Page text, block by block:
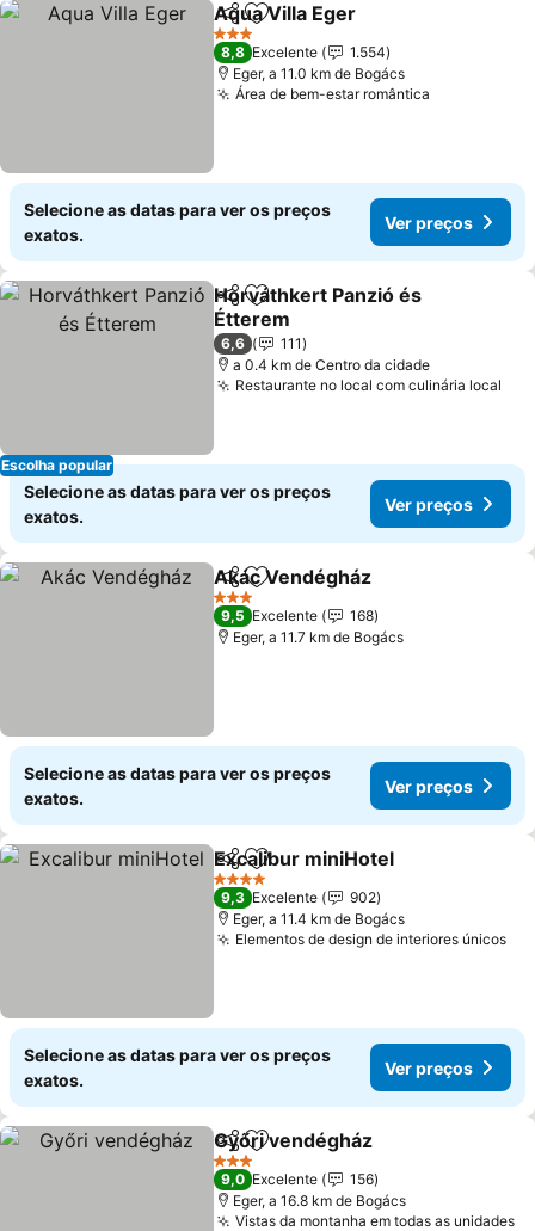
PartilharAdicionar aos favoritos
Aqua Villa Eger
3 Estrelas
8,8 Excelente
1.554
Eger, a 11.0 km de Bogács
Área de bem-estar romântica
Selecione as datas para ver os preços
exatos.
Ver preços
Escolha popular
PartilharAdicionar aos favoritos
Horváthkert Panzió és
Étterem
6,6
111
a 0.4 km de Centro da cidade
Restaurante no local com culinária local
Selecione as datas para ver os preços
exatos.
Ver preços
PartilharAdicionar aos favoritos
Akác Vendégház
3 Estrelas
9,5 Excelente
168
Eger, a 11.7 km de Bogács
Selecione as datas para ver os preços
exatos.
Ver preços
PartilharAdicionar aos favoritos
Excalibur miniHotel
4 Estrelas
9,3 Excelente
902
Eger, a 11.4 km de Bogács
Elementos de design de interiores únicos
Selecione as datas para ver os preços
exatos.
Ver preços
PartilharAdicionar aos favoritos
Győri vendégház
3 Estrelas
9,0 Excelente
156
Eger, a 16.8 km de Bogács
Vistas da montanha em todas as unidades